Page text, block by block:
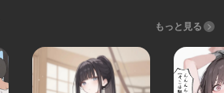
もっと見る